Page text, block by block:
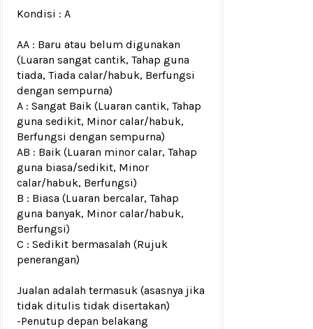
Kondisi : A
AA : Baru atau belum digunakan
(Luaran sangat cantik, Tahap guna
tiada, Tiada calar/habuk, Berfungsi
dengan sempurna)
A : Sangat Baik (Luaran cantik, Tahap
guna sedikit, Minor calar/habuk,
Berfungsi dengan sempurna)
AB : Baik (Luaran minor calar, Tahap
guna biasa/sedikit, Minor
calar/habuk, Berfungsi)
B : Biasa (Luaran bercalar, Tahap
guna banyak, Minor calar/habuk,
Berfungsi)
C : Sedikit bermasalah (Rujuk
penerangan)
Jualan adalah termasuk (asasnya jika
tidak ditulis tidak disertakan)
-Penutup depan belakang